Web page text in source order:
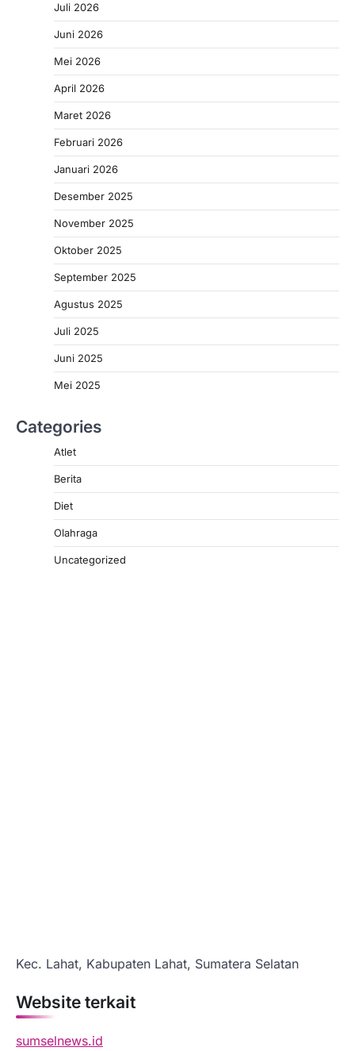
Juli 2026
Juni 2026
Mei 2026
April 2026
Maret 2026
Februari 2026
Januari 2026
Desember 2025
November 2025
Oktober 2025
September 2025
Agustus 2025
Juli 2025
Juni 2025
Mei 2025
Categories
Atlet
Berita
Diet
Olahraga
Uncategorized
Kec. Lahat, Kabupaten Lahat, Sumatera Selatan
Website terkait
sumselnews.id